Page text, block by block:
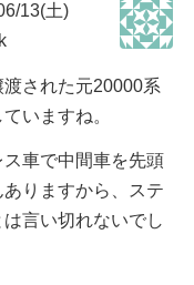
13(土)
された元20000系
いますね。
車で中間車を先頭
りますから、ステ
言い切れないでし